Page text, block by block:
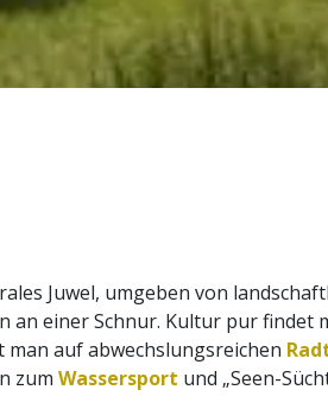
Juwel, umgeben von
an einer Schnur. Kultur pur findet
auf abwechslungsreichen
zum Wassersport und „Seen-